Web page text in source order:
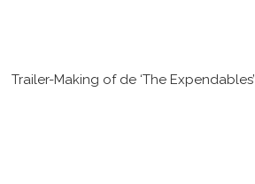
Trailer-Making of de ‘The Expendables’